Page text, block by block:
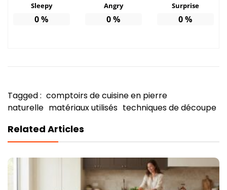
Sleepy
0%
Angry
0%
Surprise
0%
Tagged : comptoirs de cuisine en pierre
naturelle matériaux utilisés techniques de découpe
Related Articles